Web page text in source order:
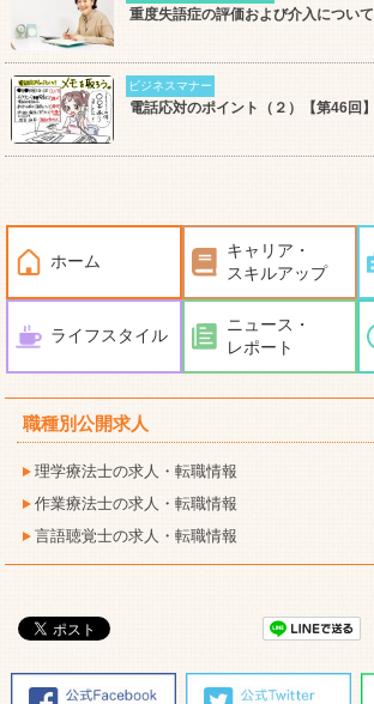
重度失語症の評価および介入について
ビジネスマナー
電話応対のポイント（２）【第46回】
ホーム
キャリア・
スキルアップ
ライフスタイル
ニュース・
レポート
職種別公開求人
理学療法士の求人・転職情報
作業療法士の求人・転職情報
言語聴覚士の求人・転職情報